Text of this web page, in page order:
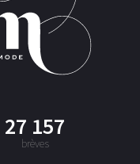
27 157
brèves